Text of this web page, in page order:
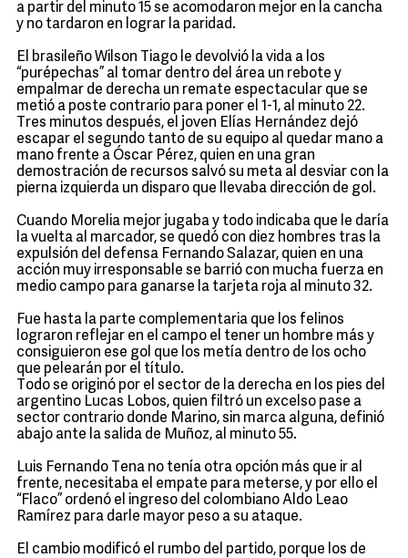
a partir del minuto 15 se acomodaron mejor en la cancha
y no tardaron en lograr la paridad.
El brasileño Wilson Tiago le devolvió la vida a los
“purépechas” al tomar dentro del área un rebote y
empalmar de derecha un remate espectacular que se
metió a poste contrario para poner el 1-1, al minuto 22.
Tres minutos después, el joven Elías Hernández dejó
escapar el segundo tanto de su equipo al quedar mano a
mano frente a Óscar Pérez, quien en una gran
demostración de recursos salvó su meta al desviar con la
pierna izquierda un disparo que llevaba dirección de gol.
Cuando Morelia mejor jugaba y todo indicaba que le daría
la vuelta al marcador, se quedó con diez hombres tras la
expulsión del defensa Fernando Salazar, quien en una
acción muy irresponsable se barrió con mucha fuerza en
medio campo para ganarse la tarjeta roja al minuto 32.
Fue hasta la parte complementaria que los felinos
lograron reflejar en el campo el tener un hombre más y
consiguieron ese gol que los metía dentro de los ocho
que pelearán por el título.
Todo se originó por el sector de la derecha en los pies del
argentino Lucas Lobos, quien filtró un excelso pase a
sector contrario donde Marino, sin marca alguna, definió
abajo ante la salida de Muñoz, al minuto 55.
Luis Fernando Tena no tenía otra opción más que ir al
frente, necesitaba el empate para meterse, y por ello el
“Flaco” ordenó el ingreso del colombiano Aldo Leao
Ramírez para darle mayor peso a su ataque.
El cambio modificó el rumbo del partido, porque los de